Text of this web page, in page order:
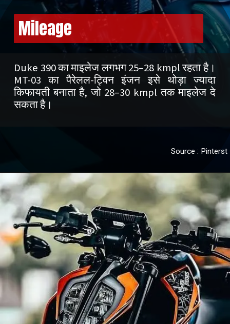
Mileage
Duke 390 का माइलेज लगभग 25–28 kmpl रहता है।
MT-03 का पैरेलल-ट्विन इंजन इसे थोड़ा ज्यादा
किफायती बनाता है, जो 28–30 kmpl तक माइलेज दे
सकता है।
Source : Pinterst